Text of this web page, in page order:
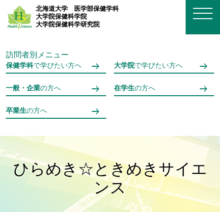
メインコンテンツへスキップ
北海道大学
医学部保健学科
大学院保健科学院
大学院保健科学研究院
訪問者別メニュー
保健学科で学びたい方へ 大学院で学びたい方へ
一般・企業の方へ 在学生の方へ
卒業生の方へ
ひらめき☆ときめきサイエ
ンス